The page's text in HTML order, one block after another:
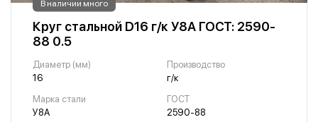
В наличии много
Круг стальной D16 г/к У8А ГОСТ: 2590-
88 0.5
Диаметр (мм)
16
Производство
г/к
Марка стали
У8А
ГОСТ
2590-88